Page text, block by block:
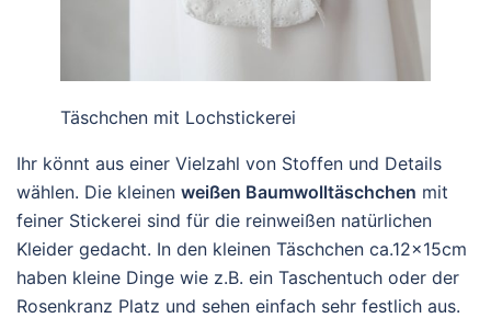
Täschchen mit Lochstickerei
Ihr könnt aus einer Vielzahl von Stoffen und Details
wählen. Die kleinen weißen Baumwolltäschchen mit
feiner Stickerei sind für die reinweißen natürlichen
Kleider gedacht. In den kleinen Täschchen ca.12x15cm
haben kleine Dinge wie z.B. ein Taschentuch oder der
Rosenkranz Platz und sehen einfach sehr festlich aus.